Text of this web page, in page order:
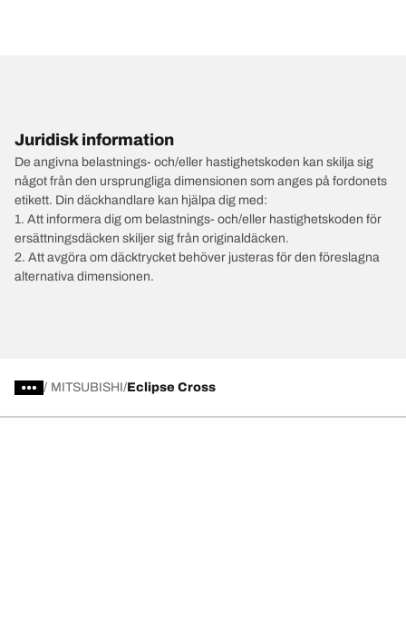
Juridisk information
De angivna belastnings- och/eller hastighetskoden kan skilja sig
något från den ursprungliga dimensionen som anges på fordonets
etikett. Din däckhandlare kan hjälpa dig med:
1. Att informera dig om belastnings- och/eller hastighetskoden för
ersättningsdäcken skiljer sig från originaldäcken.
2. Att avgöra om däcktrycket behöver justeras för den föreslagna
alternativa dimensionen.
/ MITSUBISHI Eclipse Cross